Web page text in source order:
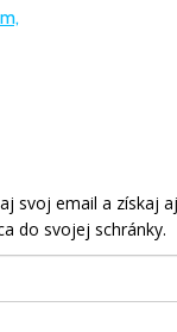
svoj email a získaj
do svojej schránky.